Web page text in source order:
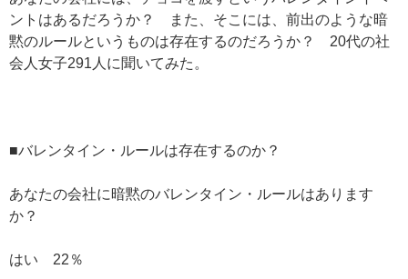
ントはあるだろうか？ また、そこには、前出のような暗
黙のルールというものは存在するのだろうか？ 20代の社
会人女子291人に聞いてみた。
■バレンタイン・ルールは存在するのか？
あなたの会社に暗黙のバレンタイン・ルールはあります
か？
はい 22％